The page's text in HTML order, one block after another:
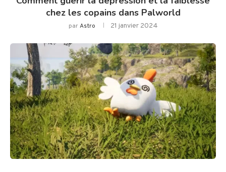
chez les copains dans Palworld
parAstro 21 janvier 2024